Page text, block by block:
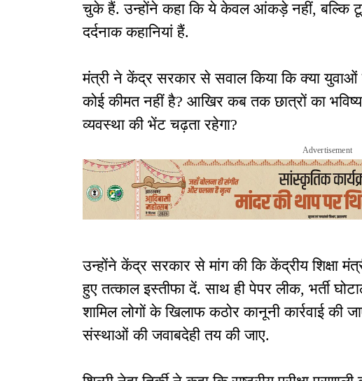
चुके हैं. उन्होंने कहा कि ये केवल आंकड़े नहीं, बल्कि
दर्दनाक कहानियां हैं.
मंत्री ने केंद्र सरकार से सवाल किया कि क्या युवाओं
कोई कीमत नहीं है? आखिर कब तक छात्रों का
व्यवस्था की भेंट चढ़ता रहेगा?
Advertisement
उन्होंने केंद्र सरकार से मांग की कि केंद्रीय शिक्षा
हुए तत्काल इस्तीफा दें. साथ ही पेपर लीक, भर्ती
शामिल लोगों के खिलाफ कठोर कानूनी कार्रवाई की
संस्थाओं की जवाबदेही तय की जाए.